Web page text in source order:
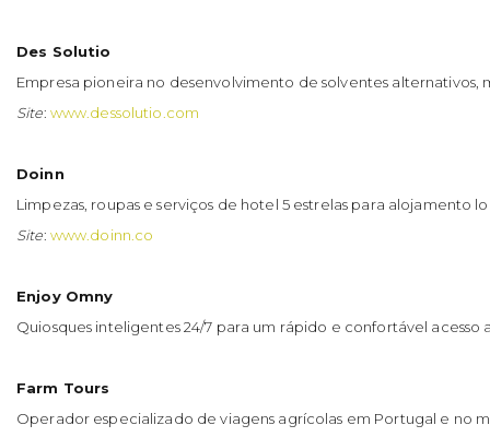
Des Solutio
Empresa pioneira no desenvolvimento de solventes
Site: www.dessolutio.com
Doinn
Limpezas, roupas e serviços de hotel 5 estrelas para alojamento
Site: www.doinn.co
Enjoy Omny
Quiosques inteligentes 24/7 para um rápido e confortável acesso
Farm Tours
Operador especializado de viagens agrícolas em Portugal e no